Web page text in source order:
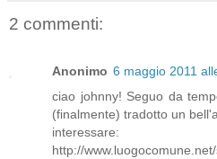
2 commenti:
Anonimo 6 maggio 2011
ciao johnny! Seguo da
(finalmente) tradotto un
interessare:
http://